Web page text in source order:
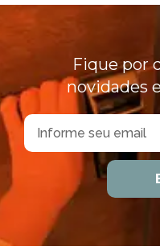
Fique por
novidades